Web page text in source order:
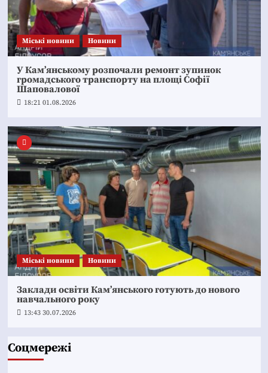
Mіські новини Новини
У Кам’янському розпочали ремонт зупинок
громадського транспорту на площі Софії
Шаповалової
18:21 01.08.2026
Mіські новини Новини
Заклади освіти Кам’янського готують до нового
навчального року
13:43 30.07.2026
Соцмережі